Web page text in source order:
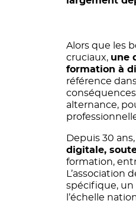
Alors que les
cruciaux, une
formation à
référence
alternance,
Depuis 30 ans,
digitale,
formation,
spécifique, un
l’échelle